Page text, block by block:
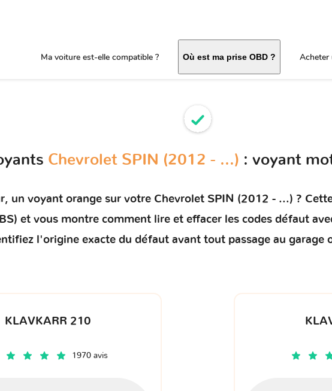
Ma voiture est-elle compatible ? Où est ma prise OBD ? Acheter
Chevrolet SPIN (2012 - ...) : voyant
, un voyant orange sur votre Chevrolet SPIN (2012 - ...) ?
et vous montre comment lire et effacer les codes défaut
l'origine exacte du défaut avant tout passage au garage
KLAVKARR 210
1970 avis